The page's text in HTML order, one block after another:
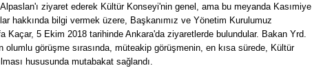
Alpaslan'ı ziyaret ederek Kültür Konseyi'nin genel, ama bu meyanda Kasımiye
hakkında bilgi vermek üzere, Başkanımız ve Yönetim Kurulumuz
Kaçar, 5 Ekim 2018 tarihinde Ankara'da ziyaretlerde bulundular. Bakan Yrd.
olumlu görüşme sırasında, müteakip görüşmenin, en kısa sürede, Kültür
hususunda mutabakat sağlandı.